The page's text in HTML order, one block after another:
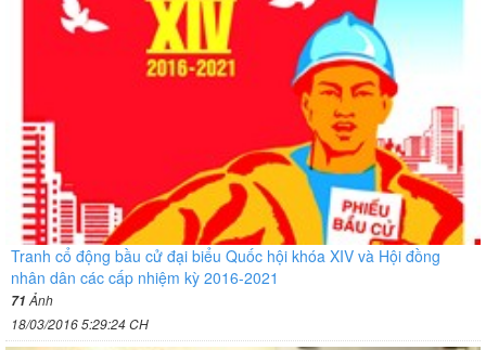
Tranh cổ động bầu cử đại biểu Quốc hội khóa XIV và Hội đồng
nhân dân các cấp nhiệm kỳ 2016-2021
71 Ảnh
18/03/2016 5:29:24 CH